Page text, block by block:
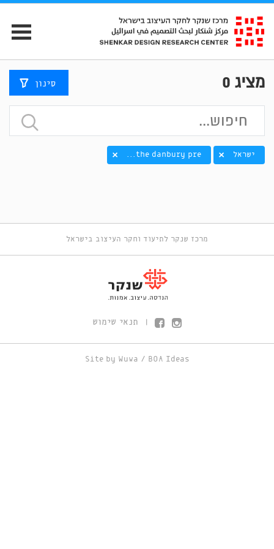
מציג 0 סינון
ישראל the danbury pre...
מרכז שנקר לתיעוד וחקר העיצוב בישראל
תנאי שימוש
Site by Wuwa / BOA Ideas